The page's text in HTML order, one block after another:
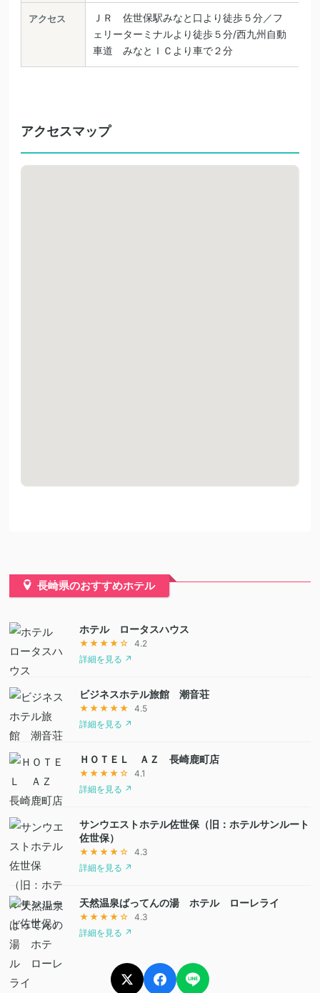
アクセス
ＪＲ 佐世保駅みなと口より徒歩５分／フ
ェリーターミナルより徒歩５分/西九州自動
車道 みなとＩＣより車で２分
アクセスマップ
長崎県のおすすめホテル
ホテル ロータスハウス
★★★★☆
4.2
詳細を見る ↗
ビジネスホテル旅館 潮音荘
★★★★★
4.5
詳細を見る ↗
ＨＯＴＥＬ ＡＺ 長崎鹿町店
★★★★☆
4.1
詳細を見る ↗
サンウエストホテル佐世保（旧：ホテルサンルート
佐世保）
★★★★☆
4.3
詳細を見る ↗
天然温泉ばってんの湯 ホテル ローレライ
★★★★☆
4.3
詳細を見る ↗